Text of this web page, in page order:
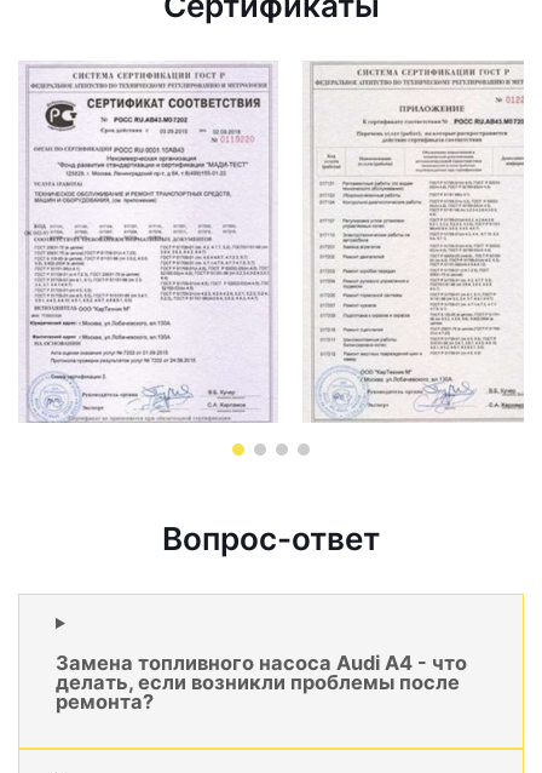
Вопрос-ответ
Замена топливного насоса Audi A4 - что
делать, если возникли проблемы после
ремонта?